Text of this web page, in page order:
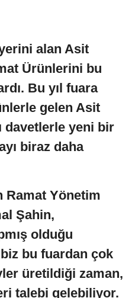
alan Asit
Ürünlerini bu
Bu yıl fuara
gelen Asit
davetlerle yeni bir
biraz daha
Ramat Yönetim
Şahin,
olduğu
bu fuardan çok
üretildiği zaman,
talebi gelebiliyor.